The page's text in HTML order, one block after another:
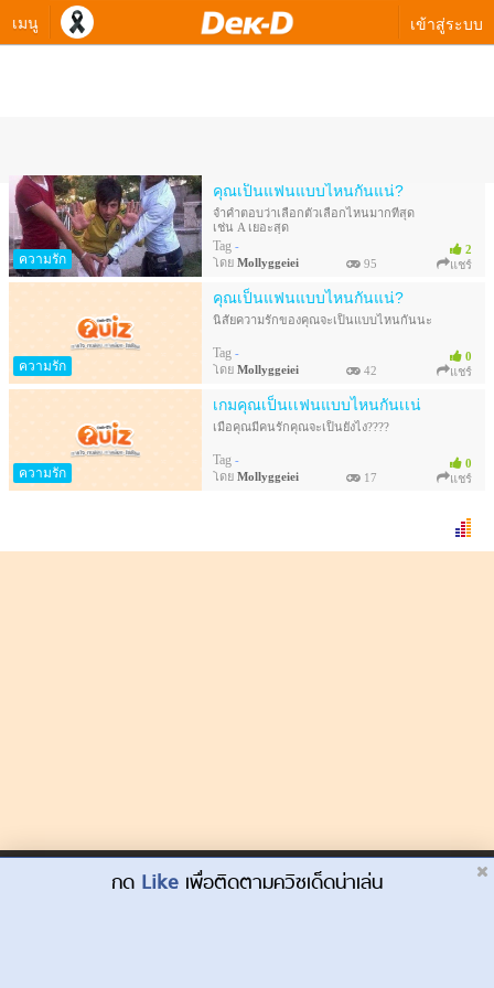
เมนู เข้าสู่ระบบ
Dek-D.com ใช้คุกกี้เพื่อพัฒนาประสบการณ์ของ
ความรัก
คุณเป็นแฟนแบบไหนกันแน่?
2
จำคำตอบว่าเลือกตัวเลือกไหนมากที่สุด
เช่น A เยอะสุด
Tag -
โดย Mollyggeiei 95 แชร์
ความรัก
คุณเป็นแฟนแบบไหนกันแน่?
0
นิสัยความรักของคุณจะเป็นแบบไหนกันนะ
Tag -
โดย Mollyggeiei 42 แชร์
ความรัก
เกมคุณเป็นเเฟนแบบไหนกันเเน่
0
เมื่อคุณมีคนรักคุณจะเป็นยังไง????
Tag -
โดย Mollyggeiei 17 แชร์
กด Like เพื่อติดตามควิซเด็ดน่าเล่น